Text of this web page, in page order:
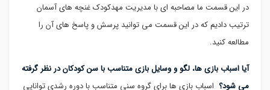
در این قسمت ما مصاحبه ای با مدیریت مهدکودک غنچه های آسمان
ترتیب دادیم که در این قسمت می توانید پرسش و پاسخ های آن را
مطالعه کنید.
آیا اسباب بازی ها، لگو و وسایل بازی متناسب با سن کودکان در نظر گرفته
می شود؟ اسباب بازی ها برای گروه سنی متناسب با دوره رشدی توانایی